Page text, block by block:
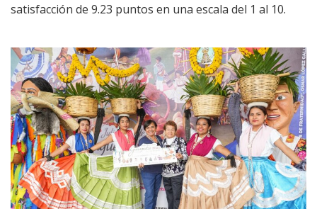
satisfacción de 9.23 puntos en una escala del 1 al 10.